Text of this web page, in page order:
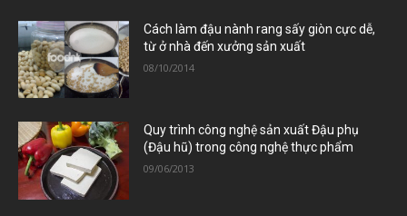
Cách làm đậu nành rang sấy giòn cực dễ,
từ ở nhà đến xưởng sản xuất
08/10/2014
Quy trình công nghệ sản xuất Đậu phụ
(Đậu hũ) trong công nghệ thực phẩm
09/06/2013